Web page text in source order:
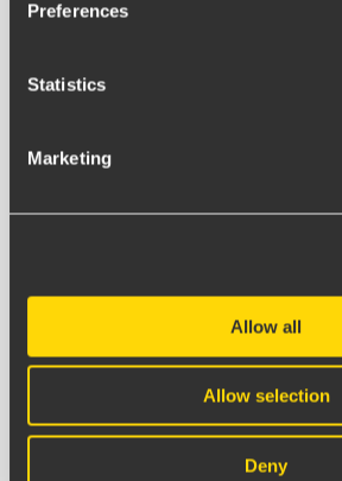
Preferences
Statistics
Marketing
Allow all
Allow selection
Deny
aldrig lämna vidare din mejladress.
Filip Lendahls